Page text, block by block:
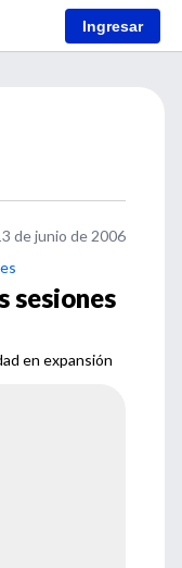
Ingresar
de junio de 2006
sesiones
en expansión